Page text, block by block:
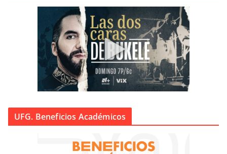
UFG. Beneficios Académicos